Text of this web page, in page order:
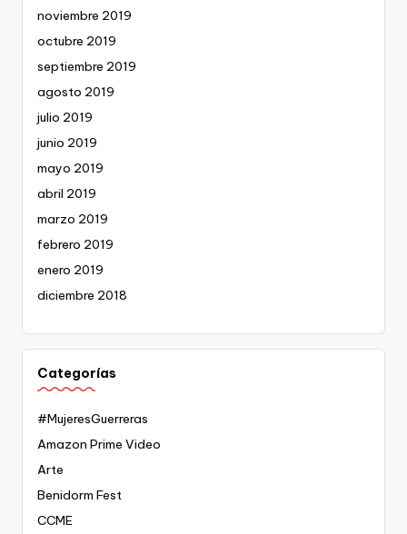
noviembre 2019
octubre 2019
septiembre 2019
agosto 2019
julio 2019
junio 2019
mayo 2019
abril 2019
marzo 2019
febrero 2019
enero 2019
diciembre 2018
Categorías
#MujeresGuerreras
Amazon Prime Video
Arte
Benidorm Fest
CCME